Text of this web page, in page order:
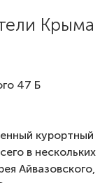
Крыма
47 Б
курортный
в нескольких
Айвазовского,